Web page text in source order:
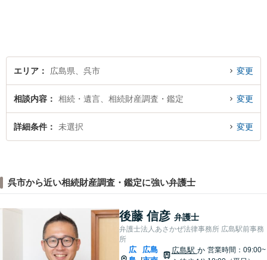
エリア 広島県、呉市 変更
相談内容 相続・遺言、相続財産調査・鑑定 変更
詳細条件 未選択 変更
呉市から近い相続財産調査・鑑定に強い弁護士
後藤 信彦 弁護士
弁護士法人あさかぜ法律事務所 広島駅前事務
所
広
広島
広島駅 か 営業時間：09:00~